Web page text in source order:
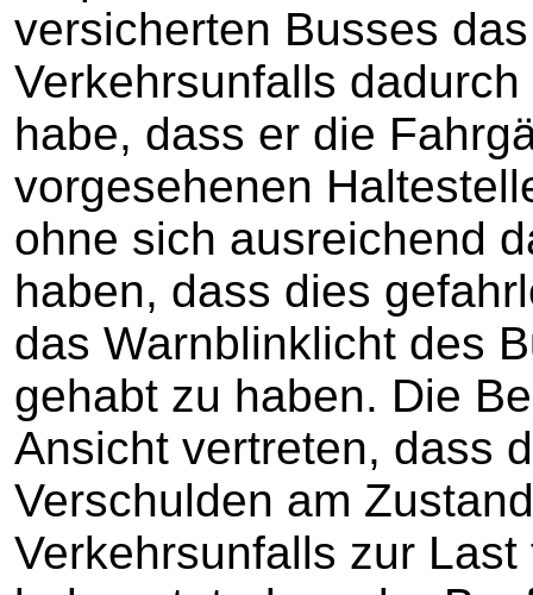
versicherten Busses
Verkehrsunfalls
habe, dass er die
vorgesehenen
ohne sich ausreichend
haben, dass dies
das Warnblinklicht des
gehabt zu haben. Die
Ansicht vertreten, dass
Verschulden am
Verkehrsunfalls zur